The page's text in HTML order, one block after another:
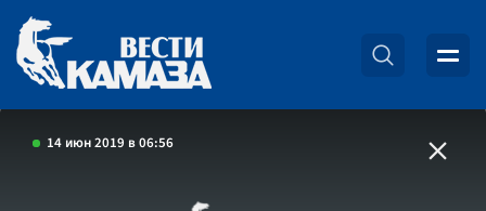
14 июн 2019 в 06:56